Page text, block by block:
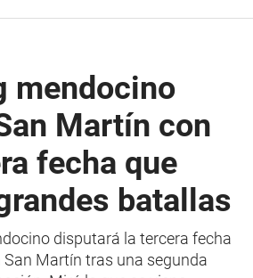
mendocino
Martín con
fecha que
batallas
disputará la tercera fecha
Martín tras una segunda